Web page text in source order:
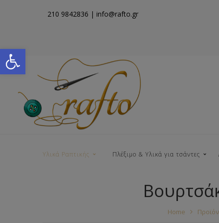
Open toolbar
210 9842836 | info@rafto.gr
Υλικά Ραπτικής Πλέξιμο & Υλικά για τσάντες
Νήματα για Τσάντες
Home